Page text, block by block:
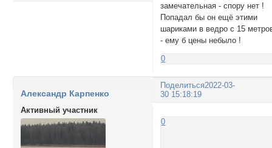
замечательная - спору нет !
Попадал бы он ещё этими
шариками в ведро с 15
- ему б цены небыло !
0
Поделиться2022-03-
30 15:18:19
Александр Карпенко
Активный участник
0